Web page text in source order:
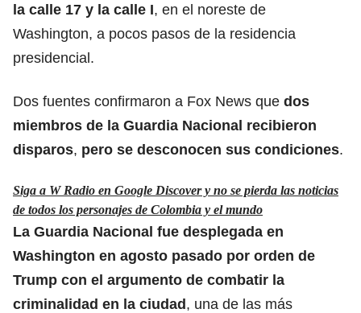
la calle 17 y la calle I, en el noreste de
Washington, a pocos pasos de la residencia
presidencial.
Dos fuentes confirmaron a Fox News que dos
miembros de la Guardia Nacional recibieron
disparos, pero se desconocen sus condiciones.
Siga a W Radio en Google Discover y no se pierda las noticias
de todos los personajes de Colombia y el mundo
La Guardia Nacional fue desplegada en
Washington en agosto pasado por orden de
Trump con el argumento de combatir la
criminalidad en la ciudad, una de las más